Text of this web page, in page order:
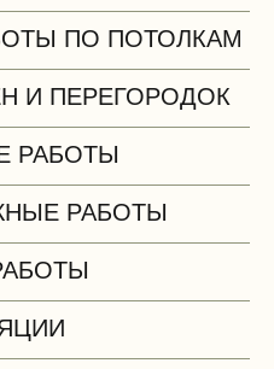
ПО ПОТОЛКАМ
И ПЕРЕГОРОДОК
РАБОТЫ
РАБОТЫ